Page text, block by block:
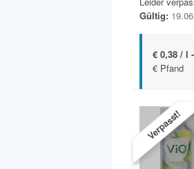
Gültig:
€ 0,38 / l -
€ Pfand
Verpasst!